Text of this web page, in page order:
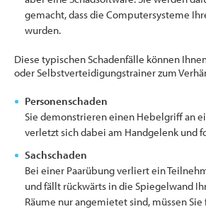
gemacht, dass die Computersysteme
wurden.
Diese typischen Schadenfälle können
oder Selbstverteidigungstrainer zum
Personenschaden
Sie demonstrieren einen Hebelgriff an
verletzt sich dabei am Handgelenk und
Sachschaden
Bei einer Paarübung verliert ein
und fällt rückwärts in die Spiegelwand
Räume nur angemietet sind, müssen Sie